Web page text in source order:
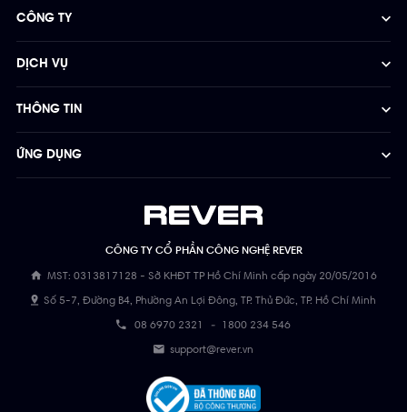
CÔNG TY CỔ PHẦN CÔNG NGHỆ REVER
MST: 0313817128 - Sở KHĐT TP Hồ Chí Minh cấp ngày 20/05/2016
Số 5-7, Đường B4, Phường An Lợi Đông, TP. Thủ Đức, TP. Hồ Chí Minh
08 6970 2321 - 1800 234 546
support@rever.vn
CÔNG TY
DỊCH VỤ
THÔNG TIN
ỨNG DỤNG